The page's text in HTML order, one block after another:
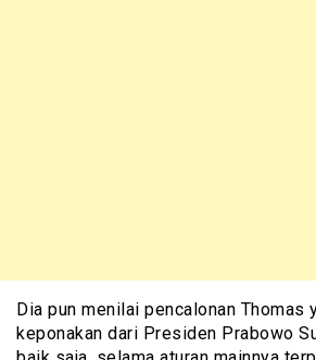
Dia pun menilai pencalonan Thomas
keponakan dari Presiden Prabowo